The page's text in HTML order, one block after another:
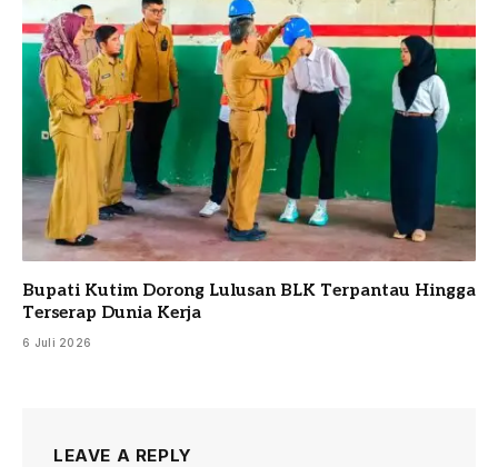
Bupati Kutim Dorong Lulusan BLK Terpantau Hingga
Terserap Dunia Kerja
6 Juli 2026
LEAVE A REPLY